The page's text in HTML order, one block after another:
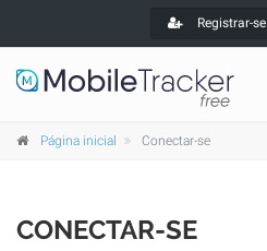
Registrar-se
Página inicial Conectar-se
CONECTAR-SE